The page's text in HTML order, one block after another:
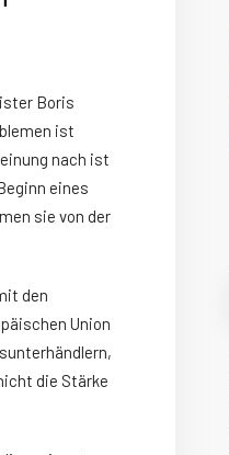
Boris
ist
nach ist
eines
sie von der
den
Union
die Stärke